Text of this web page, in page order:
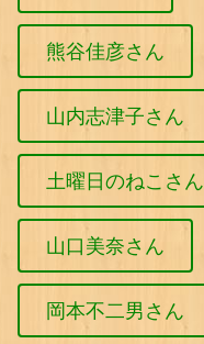
熊谷佳彦さん
山内志津子さん
土曜日のねこさん
山口美奈さん
岡本不二男さん